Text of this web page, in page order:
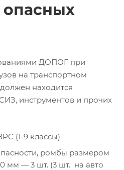
опасных
ДОПОГ при
на транспортном
находится
инструментов и прочих
(1-9 классы)
ромбы размером
мм — 3 шт. (3 шт. на авто